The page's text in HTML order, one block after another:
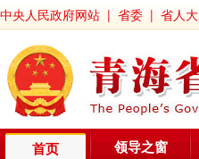
中央人民政府网站 | 省委 | 省人大
首页 领导之窗